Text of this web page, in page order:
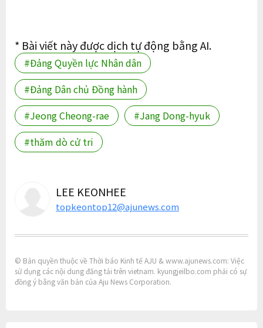
* Bài viết này được dịch tự động bằng AI.
#Đảng Quyền lực Nhân dân
#Đảng Dân chủ Đồng hành
#Jeong Cheong-rae
#Jang Dong-hyuk
#thăm dò cử tri
LEE KEONHEE
topkeontop12@ajunews.com
© Bản quyền thuộc về Thời báo Kinh tế AJU & www.ajunews.com: Việc
sử dụng các nội dung đăng tải trên vietnam. kyungjeilbo.com phải có sự
đồng ý bằng văn bản của Aju News Corporation.